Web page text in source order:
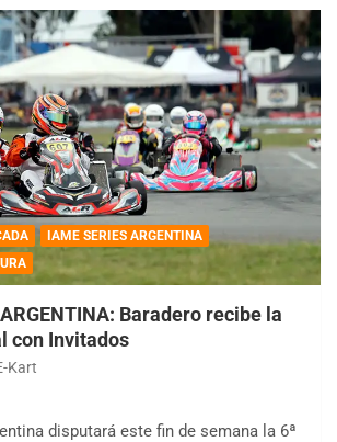
IAME SERIES ARGENTINA
Baradero recibe la
con Invitados
Kart
disputará este fin de semana la 6ª